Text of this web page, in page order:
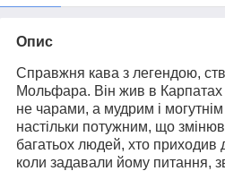
Опис
Справжня кава з легендою,
Мольфара. Він жив в
не чарами, а мудрим і
настільки потужним, що
багатьох людей, хто приходив
коли задавали йому питання,